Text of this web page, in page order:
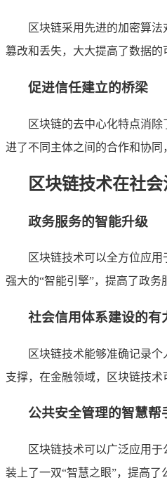
区块链采用先进的加密算
篡改和丢失，大大提高了数据
促进信任建立的桥梁
区块链的去中心化特点消
进了不同主体之间的合作和协同
区块链技术在社
政务服务的智能升级
区块链技术可以全方位应
强大的“智能引擎”，提高了政
社会信用体系建设的有
区块链技术能够准确记录
支撑，在金融领域，区块链技术
公共安全管理的智慧帮
区块链技术可以广泛应用
装上了一双“智慧之眼”，提高